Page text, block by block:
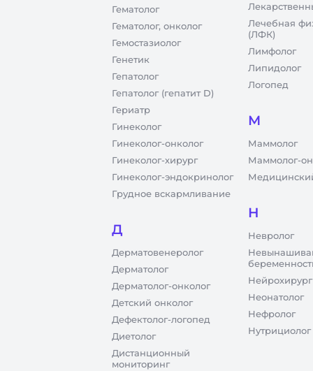
Гематолог
Гематолог, онколог
Гемостазиолог
Генетик
Гепатолог
Гепатолог (гепатит D)
Гериатр
Гинеколог
Гинеколог-онколог
Гинеколог-хирург
Гинеколог-эндокринолог
Грудное вскармливание
Д
Дерматовенеролог
Дерматолог
Дерматолог-онколог
Детский онколог
Дефектолог-логопед
Диетолог
Дистанционный
мониторинг
Лечебная
(ЛФК)
Лимфолог
Липидолог
Логопед
М
Маммолог
Маммолог-
Н
Невролог
Нейрохирург
Неонатолог
Нефролог
Нутрициолог